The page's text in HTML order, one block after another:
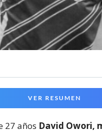
VER RESUMEN
27 años David Owori,